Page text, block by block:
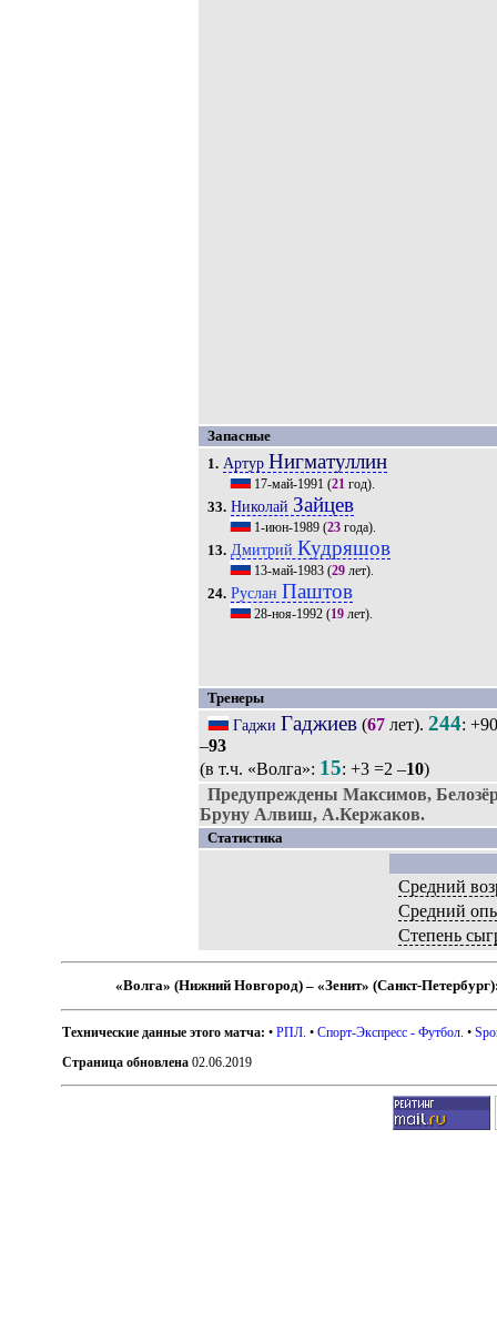
Запасные
1. Артур Нигматуллин
17-май-1991 (21год).
33. Николай Зайцев
1-июн-1989(23года).
13. Дмитрий Кудряшов
13-май-1983(29лет).
24. Руслан Паштов
28-ноя-1992(19лет).
Тренеры
Гаджи Гаджиев(67лет). 244:
–93
(в т.ч. «Волга»: 15: +3 =2 –10)
Предупреждены Максимов,
Бруну Алвиш, А.Кержаков.
Статистика
Средний
Средний
Степень
«Волга» (Нижний Новгород) – «Зенит» (Санкт-
Технические данные этого матча: •РПЛ . •Спорт-Экспресс - Футбол . •
Страница обновлена 02.06.2019